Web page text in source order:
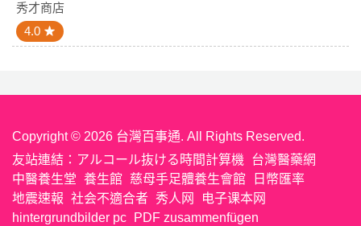
秀才商店
4.0
Copyright © 2026 台灣百事通. All Rights Reserved.
友站連結： アルコール抜ける時間計算機
台灣醫藥網
中醫養生堂 養生館 慈母手足體養生會館
日幣匯率
地震速報 社会不適合者 秀人网
电子课本网
hintergrundbilder pc
PDF zusammenfügen